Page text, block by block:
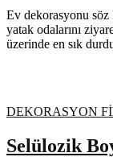
Ev dekorasyonu söz
yatak odalarını
üzerinde en sık
DEKORASYON
Selülozik